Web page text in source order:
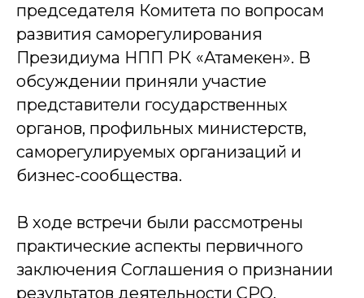
председателя Комитета по вопросам
развития саморегулирования
Президиума НПП РК «Атамекен». В
обсуждении приняли участие
представители государственных
органов, профильных министерств,
саморегулируемых организаций и
бизнес-сообщества.
В ходе встречи были рассмотрены
практические аспекты первичного
заключения Соглашения о признании
результатов деятельности СРО,